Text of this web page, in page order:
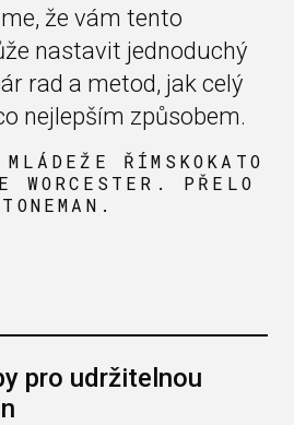
že vám tento
nastavit jednoduchý
rad a metod, jak celý
nejlepším způsobem.
MLÁDEŽE ŘÍMSKOKATO
WORCESTER. PŘELO
pro udržitelnou